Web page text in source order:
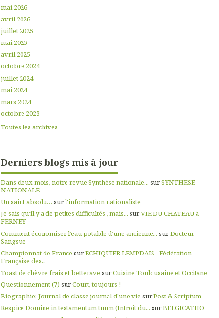
mai 2026
avril 2026
juillet 2025
mai 2025
avril 2025
octobre 2024
juillet 2024
mai 2024
mars 2024
octobre 2023
Toutes les archives
Derniers blogs mis à jour
Dans deux mois, notre revue Synthèse nationale... surSYNTHESE
NATIONALE
Un saint absolu… surl'information nationaliste
Je sais qu'il y a de petites difficultés , mais... surVIE DU CHATEAU à
FERNEY
Comment économiser l’eau potable d’une ancienne... surDocteur
Sangsue
Championnat de France surECHIQUIER LEMPDAIS - Fédération
Française des...
Toast de chèvre frais et betterave surCuisine Toulousaine et Occitane
Questionnement (7) surCourt, toujours !
Biographie: Journal de classe journal d'une vie surPost & Scriptum
Respice Domine in testamentum tuum (Introit du... surBELGICATHO